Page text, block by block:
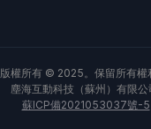
版權所有 © 2025。保留所有權
塵海互動科技（蘇州）有限公
蘇ICP備2021053037號-5